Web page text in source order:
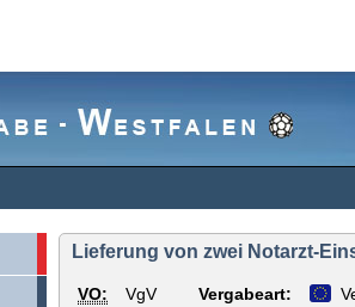
Lieferung von zwei Notarzt-
VO: VgV Vergabeart: